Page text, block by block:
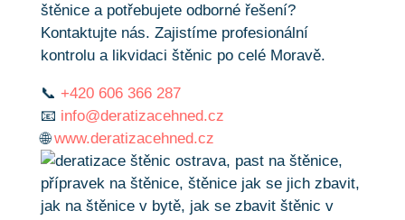
štěnice a potřebujete odborné řešení?
Kontaktujte nás. Zajistíme profesionální
kontrolu a likvidaci štěnic po celé Moravě.
📞 +420 606 366 287
📧 info@deratizacehned.cz
🌐www.deratizacehned.cz